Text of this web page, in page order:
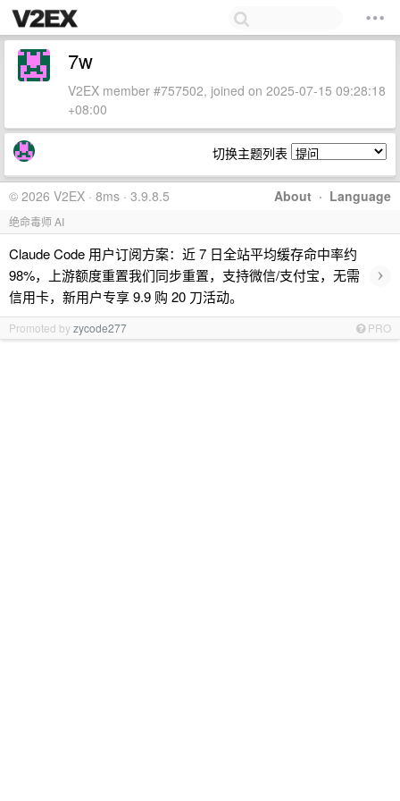
7w
V2EX member #757502, joined on 2025-07-15 09:28:18
+08:00
切换主题列表
About · Language
© 2026 V2EX · 8ms · 3.9.8.5
绝命毒师 AI
Claude Code 用户订阅方案：近 7 日全站平均缓存命中率约
98%，上游额度重置我们同步重置，支持微信/支付宝，无需
信用卡，新用户专享 9.9 购 20 刀活动。
›
Promoted byzycode277 PRO